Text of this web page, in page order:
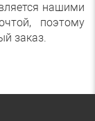
нашими
поэтому
заказ.